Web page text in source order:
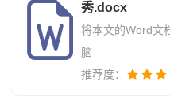
9、神采奕奕，一帆
泰然自若。
秀.docx
将本文的Word文
脑
推荐度：